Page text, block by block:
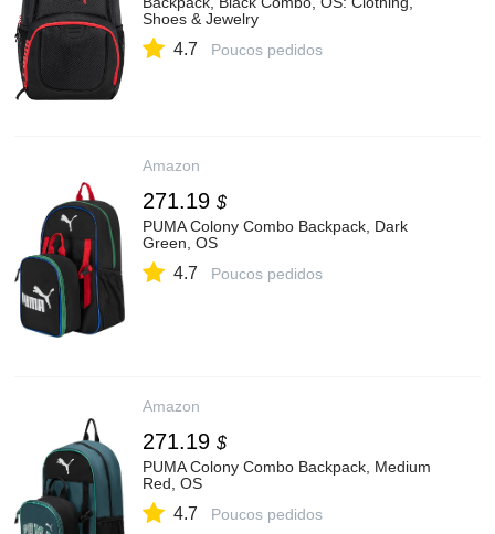
Shoes & Jewelry
4.7 Poucos pedidos
Amazon
271.19 $
PUMA Colony Combo Backpack, Dark
Green, OS
4.7 Poucos pedidos
Amazon
271.19 $
PUMA Colony Combo Backpack, Medium
Red, OS
4.7 Poucos pedidos